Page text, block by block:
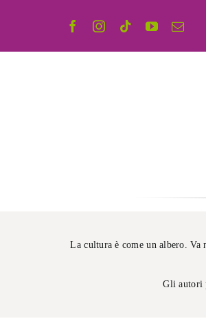
La cultura è come un albero.
Gli autori